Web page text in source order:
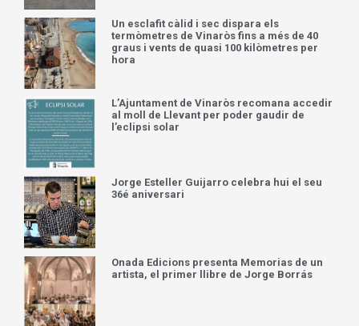
Un esclafit càlid i sec dispara els
termòmetres de Vinaròs fins a més de 40
graus i vents de quasi 100 kilòmetres per
hora
L’Ajuntament de Vinaròs recomana accedir
al moll de Llevant per poder gaudir de
l’eclipsi solar
Jorge Esteller Guijarro celebra hui el seu
36é aniversari
Onada Edicions presenta Memorias de un
artista, el primer llibre de Jorge Borrás